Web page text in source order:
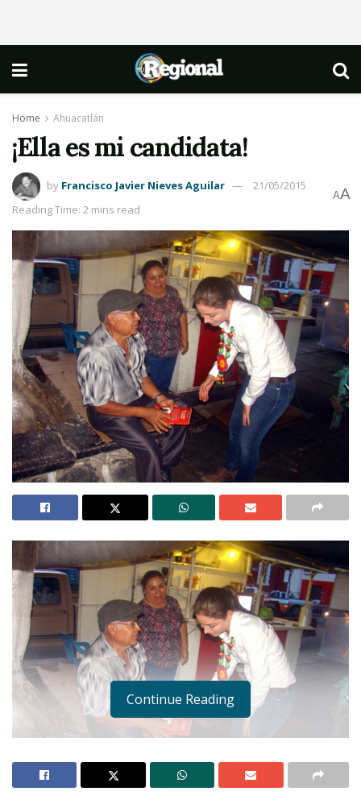
Home Ahuacatlán
¡Ella es mi candidata!
by Francisco Javier Nieves Aguilar
21/05/2015
Reading Time: 2 mins read
AA
Continue Reading